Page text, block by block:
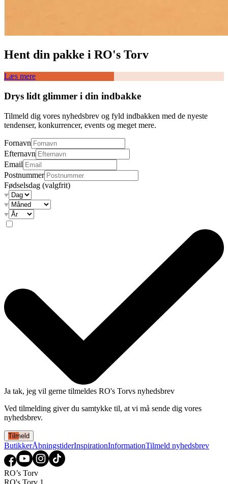
Hent din pakke i RO's Torv
Læs mere
Drys lidt glimmer i din indbakke
Tilmeld dig vores nyhedsbrev og fyld indbakken med de nyeste
tendenser, konkurrencer, events og meget mere.
Fornavn
Efternavn
Email
Postnummer
Fødselsdag (valgfrit)
Ja tak, jeg vil gerne tilmeldes RO's Torvs nyhedsbrev
Ved tilmelding giver du samtykke til, at vi må sende dig vores
nyhedsbrev.
Tilmeld
ButikkerÅbningstiderInspirationInformationTilmeld nyhedsbrev
RO’s Torv
RO's Torv 1